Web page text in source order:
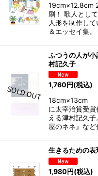
19cm×12.8cm
刷！ 歌人とし
人形を制作し
＆エッセイ集
ふつうの人が
村記久子
1,760円(税込)
18cm×13cm
に太宰治賞受
える津村記久
屋のネネ』な
生きるための
1,980円(税込)